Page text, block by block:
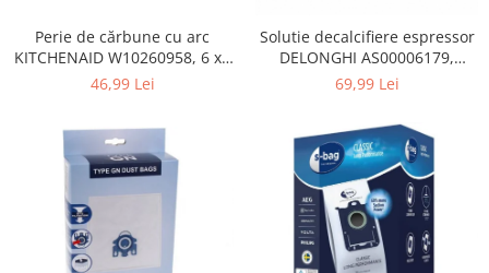
Playere, Boxe & Casti
Telescoape & Optica
Televizoare & accesorii
Ambalaje cadouri
Curatenie si intretinere
Perie de cărbune cu arc
KITCHENAID W10260958, 6 x6
x 19 mm, pentru 5KSM15
46,99 Lei
Solutie decalcifiere espressor
DELONGHI AS00006179,
DLSC500, 500 ml
69,99 Lei